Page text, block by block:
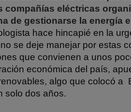
compañías eléctricas
de gestionarse la energía
hace hincapié en la
se deje manejar por estas
que convienen a unos
económica del país,
algo que colocó a
solo dos años.